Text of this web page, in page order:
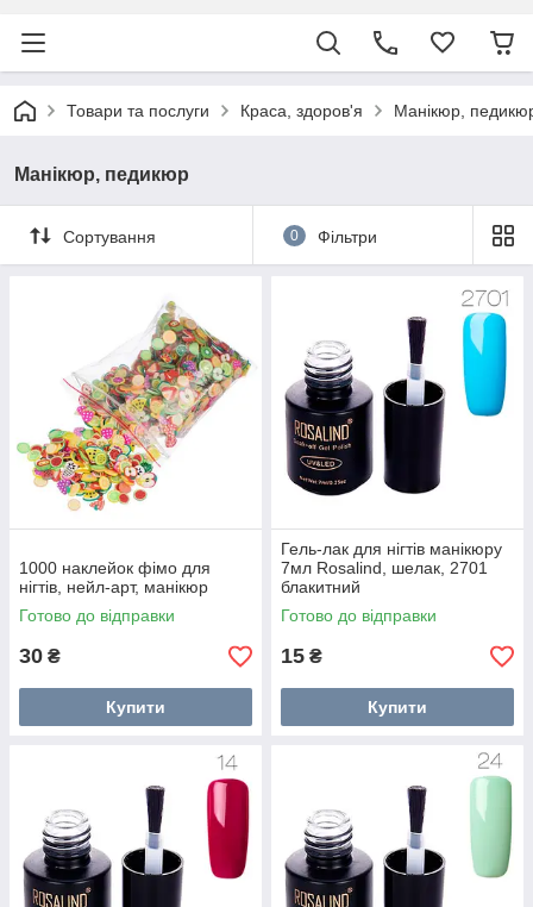
Товари та послуги Краса, здоров'я Манікюр,
Манікюр, педикюр
Сортування 0 Фільтри
1000 наклейок фімо для
нігтів, нейл-арт, манікюр
Готово до відправки
30 ₴
Купити
Гель-лак для нігтів манікюру
7мл Rosalind, шелак, 2701
блакитний
Готово до відправки
15 ₴
Купити